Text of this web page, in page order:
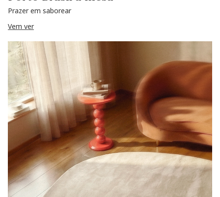
Prazer em saborear
Vem ver